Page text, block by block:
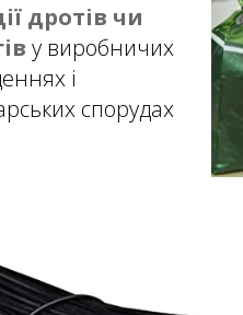
дротів чи
у виробничих
і
спорудах